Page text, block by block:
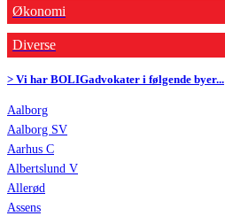
Økonomi
Diverse
> Vi har BOLIGadvokater i følgende byer...
Aalborg
Aalborg SV
Aarhus C
Albertslund V
Allerød
Assens